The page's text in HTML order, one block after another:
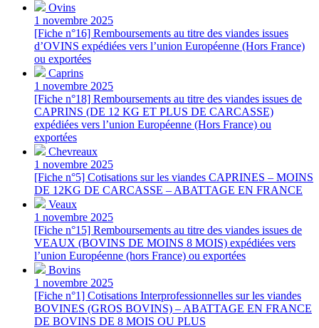
Ovins
1 novembre 2025
[Fiche n°16] Remboursements au titre des viandes issues
d’OVINS expédiées vers l’union Européenne (Hors France)
ou exportées
Caprins
1 novembre 2025
[Fiche n°18] Remboursements au titre des viandes issues de
CAPRINS (DE 12 KG ET PLUS DE CARCASSE)
expédiées vers l’union Européenne (Hors France) ou
exportées
Chevreaux
1 novembre 2025
[Fiche n°5] Cotisations sur les viandes CAPRINES – MOINS
DE 12KG DE CARCASSE – ABATTAGE EN FRANCE
Veaux
1 novembre 2025
[Fiche n°15] Remboursements au titre des viandes issues de
VEAUX (BOVINS DE MOINS 8 MOIS) expédiées vers
l’union Européenne (hors France) ou exportées
Bovins
1 novembre 2025
[Fiche n°1] Cotisations Interprofessionnelles sur les viandes
BOVINES (GROS BOVINS) – ABATTAGE EN FRANCE
DE BOVINS DE 8 MOIS OU PLUS